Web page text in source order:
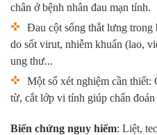
chân ở bệnh nhân đau mạn tính.
Đau cột sống thắt lưng trong
do sốt virut, nhiễm khuẩn (lao,
ung thư...
Một số xét nghiệm cần
từ, cắt lớp vi tính giúp chẩn đoán
Biến chứng nguy hiểm: Liệt,